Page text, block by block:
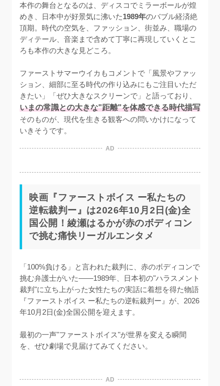
本作の舞台となるのは、ディスコでミラーボールが煌
めき、日本中が好景気に沸いた1989年のバブル経済絶
頂期。時代の空気を、ファッション、街並み、職場の
ディテール、音楽まで含めて丁寧に再現していくとこ
ろも本作の大きな見どころ。
ファーストサマーウイカもコメントで「風景やファッ
ション、細部に至る時代の作り込みにもご注目いただ
きたい」「ぜひ大きなスクリーンで」と語っており、
いまの常識との大きな"距離"を体感できる時代描写
そのものが、現代を生きる観客への問いかけになって
いきそうです。
AD
映画『ファーストボイス ー私たちの
逆転裁判ー』は2026年10月2日(金)全
国公開！綾瀬はるかが赤のボディコン
で挑む痛快リーガルエンタメ
「100%負ける」と言われた裁判に、赤のボディコンで
挑む弁護士がいた——1989年、日本初の"ハラスメント
裁判"に立ち上がった女性たちの実話に着想を得た物語
『ファーストボイス ー私たちの逆転裁判ー』が、2026
年10月2日(金)全国公開を迎えます。
最初の一声"ファーストボイス"が世界を変える瞬間
を、ぜひ劇場で見届けてみてください。
AD